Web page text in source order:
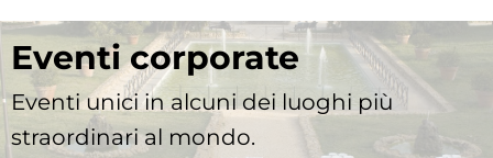
Eventi corporate
Eventi unici in alcuni dei luoghi più
straordinari al mondo.